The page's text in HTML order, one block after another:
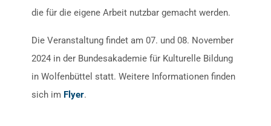
die für die eigene Arbeit nutzbar gemacht werden.
Die Veranstaltung findet am 07. und 08. November
2024 in der Bundesakademie für Kulturelle Bildung
in Wolfenbüttel statt. Weitere Informationen finden
sich im Flyer.